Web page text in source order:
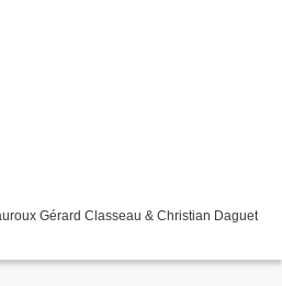
Gérard Classeau & Christian Daguet